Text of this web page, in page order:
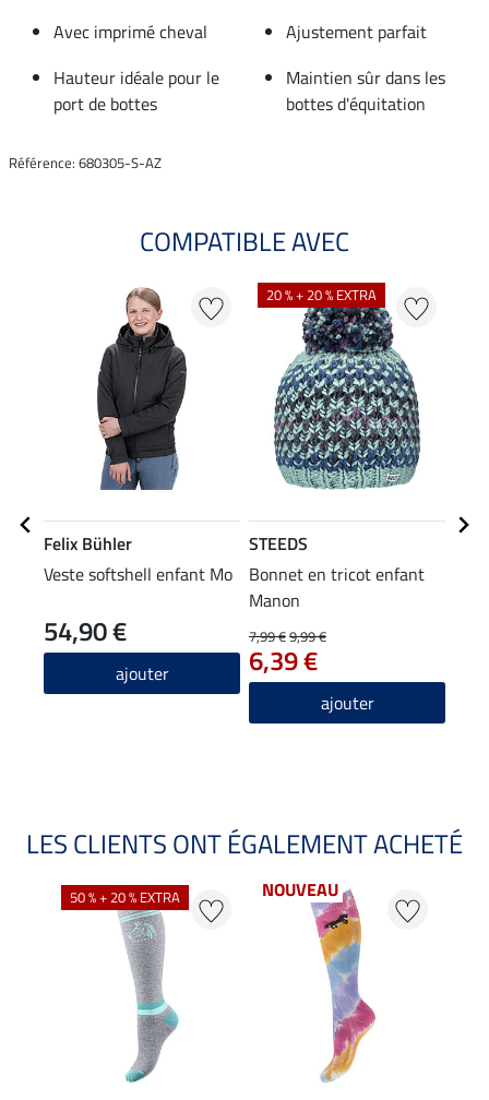
Avec imprimé cheval
Ajustement parfait
Hauteur idéale pour le
port de bottes
Maintien sûr dans les
bottes d'équitation
Référence: 680305-S-AZ
COMPATIBLE AVEC
Felix Bühler
Veste softshell enfant Mo
54,90 €
ajouter
20 % + 20 % EXTRA
STEEDS
Bonnet en tricot enfant
Manon
7,99 €9,99 €
6,39 €
ajouter
LES CLIENTS ONT ÉGALEMENT ACHETÉ
50 % + 20 % EXTRA NOUVEAU